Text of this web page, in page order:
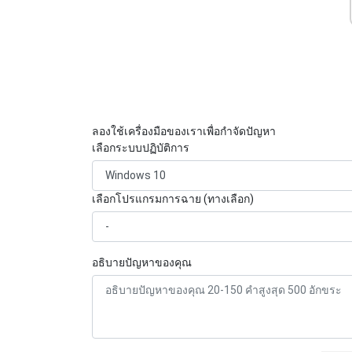
ลองใช้เครื่องมือของเราเพื่อกำจัดปัญหา
เลือกระบบปฏิบัติการ
เลือกโปรแกรมการฉาย (ทางเลือก)
อธิบายปัญหาของคุณ